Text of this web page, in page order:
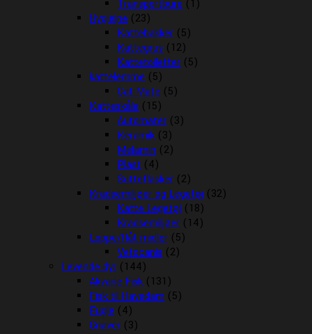
Transportbure (1)
Hygiejne (23)
Kattebakker (5)
Kattegrus (12)
Kattetoiletter (5)
kattelemme (5)
Cat Mate (5)
Katteskåle (15)
Automater (3)
Keramik (3)
Melamin (2)
Plast (4)
Sutteflasker (2)
Kradsemiljøer og Legetøj (32)
Katte Legetøj (18)
Kradsemiljøer (14)
Loppe/flåt midler (5)
Vetocanis (2)
Levende dyr (144)
Akvarie Fisk (131)
Fisk til Havedam (5)
Fugle (4)
Gnaver (3)